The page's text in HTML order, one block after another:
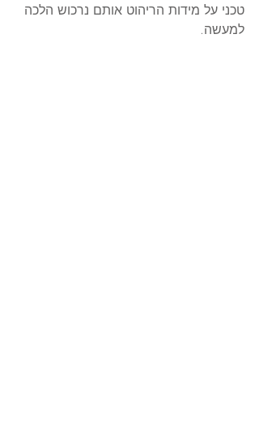
טכני על מידות הריהוט אותם נרכוש הלכה
למעשה.